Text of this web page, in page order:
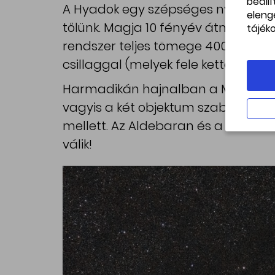
A Hyadok egy szépséges
tőlünk. Magja 10 fényév átmérőjű,
rendszer teljes tömege 400
csillaggal (melyek fele
Harmadikán hajnalban a Mars
vagyis a két objektum szabad
mellett. Az Aldebaran és a Mars
válik!